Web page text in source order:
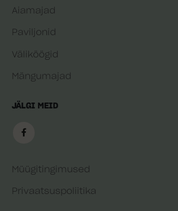
Aiamajad
Paviljonid
Väliköögid
Mängumajad
JÄLGI MEID
Müügitingimused
Privaatsuspoliitika